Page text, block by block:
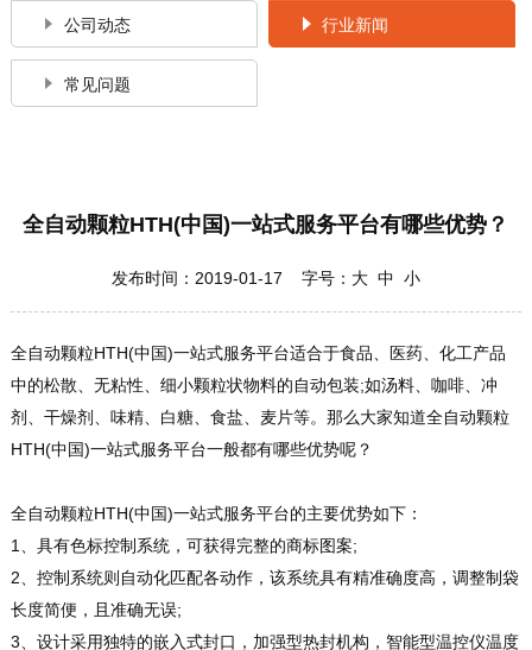
公司动态 行业新闻
常见问题
全自动颗粒HTH(中国)一站式服务平台有哪些优势？
发布时间：2019-01-17 字号： 大 中 小
全自动颗粒HTH(中国)一站式服务平台适合于食品、医药、化工产品
中的松散、无粘性、细小颗粒状物料的自动包装;如汤料、咖啡、冲
剂、干燥剂、味精、白糖、食盐、麦片等。那么大家知道全自动颗粒
HTH(中国)一站式服务平台一般都有哪些优势呢？
全自动颗粒HTH(中国)一站式服务平台的主要优势如下：
1、具有色标控制系统，可获得完整的商标图案;
2、控制系统则自动化匹配各动作，该系统具有精准确度高，调整制袋
长度简便，且准确无误;
3、设计采用独特的嵌入式封口，加强型热封机构，智能型温控仪温度